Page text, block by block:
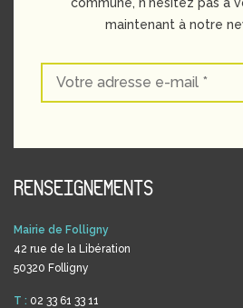
maintenant à notre
RENSEIGNEMENTS
Mairie de Folligny
42 rue de la Libération
50320 Folligny
T : 02 33 61 33 11